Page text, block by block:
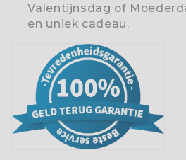
Valentijnsdag of
en uniek cadeau.